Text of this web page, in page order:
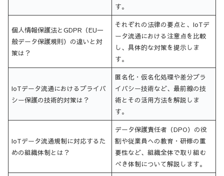
す。
個人情報保護法とGDPR（EU一
般データ保護規則）の違いと対
策は？
それぞれの法律の要点と、IoTデ
ータ流通における注意点を比較
し、具体的な対策を提示しま
す。
IoTデータ流通におけるプライバ
シー保護の技術的対策は？
匿名化・仮名化処理や差分プラ
イバシー技術など、最前線の技
術とその活用方法を解説しま
す。
IoTデータ流通規制に対応するた
めの組織体制とは？
データ保護責任者（DPO）の役
割や従業員への教育・研修の重
要性など、組織全体で取り組む
べき体制について解説します。